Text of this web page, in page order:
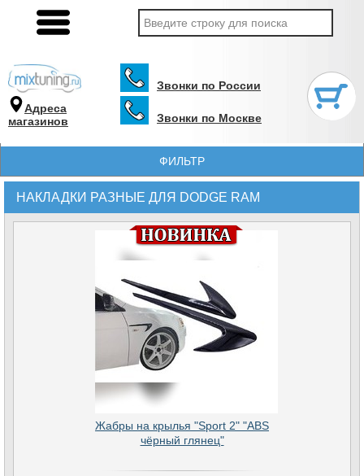
Адреса
магазинов
Звонки по России
Звонки по Москве
ФИЛЬТР
НАКЛАДКИ РАЗНЫЕ ДЛЯ DODGE RAM
Жабры на крылья "Sport 2" "ABS
чёрный глянец"